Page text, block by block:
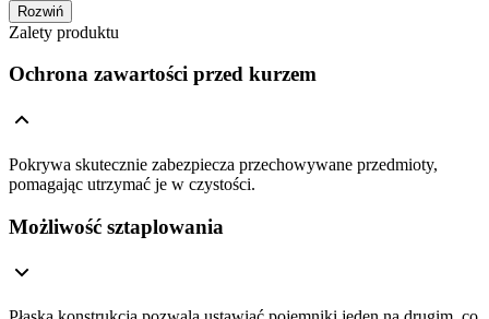
Rozwiń
Zalety produktu
Ochrona zawartości przed kurzem
Pokrywa skutecznie zabezpiecza przechowywane przedmioty,
pomagając utrzymać je w czystości.
Możliwość sztaplowania